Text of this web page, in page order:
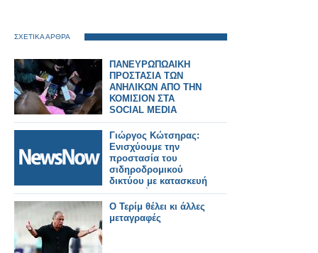
ΣΧΕΤΙΚΑ ΑΡΘΡΑ
ΠΑΝΕΥΡΩΠΩΑΙΚΗ
ΠΡΟΣΤΑΣΙΑ ΤΩΝ
ΑΝΗΛΙΚΩΝ ΑΠΟ ΤΗΝ
ΚΟΜΙΣΙΟΝ ΣΤΑ
SOCIAL MEDIA
Γιώργος Κώτσηρας:
Ενισχύουμε την
προστασία του
σιδηροδρομικού
δικτύου με κατασκευή
ενισχυμένης
περίφραξης σε
Θριάσιο, Θήβα και
Ζευγολατιό.
Ο Τερίμ θέλει κι άλλες
μεταγραφές